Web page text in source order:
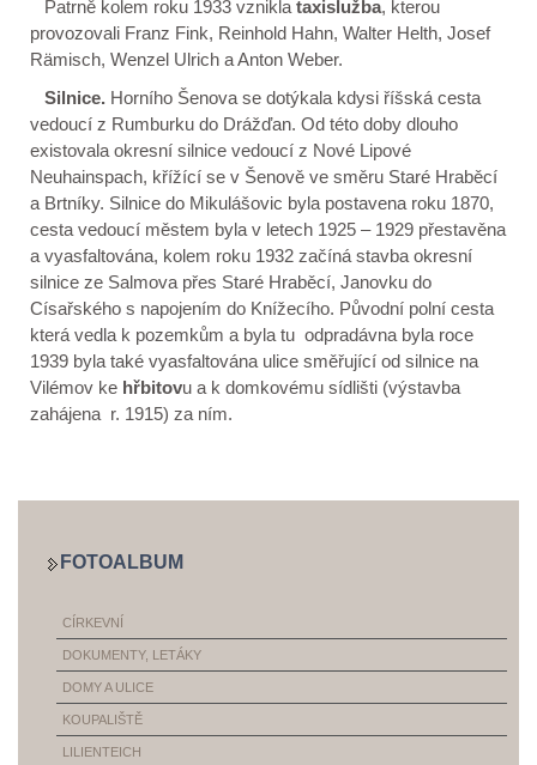
Patrně kolem roku 1933 vznikla taxislužba, kterou
provozovali Franz Fink, Reinhold Hahn, Walter Helth, Josef
Rämisch, Wenzel Ulrich a Anton Weber.
Silnice. Horního Šenova se dotýkala kdysi říšská cesta
vedoucí z Rumburku do Drážďan. Od této doby dlouho
existovala okresní silnice vedoucí z Nové Lipové
Neuhainspach, křížící se v Šenově ve směru Staré Hraběcí
a Brtníky. Silnice do Mikulášovic byla postavena roku 1870,
cesta vedoucí městem byla v letech 1925 – 1929 přestavěna
a vyasfaltována, kolem roku 1932 začíná stavba okresní
silnice ze Salmova přes Staré Hraběcí, Janovku do
Císařského s napojením do Knížecího. Původní polní cesta
která vedla k pozemkům a byla tu odpradávna byla roce
1939 byla také vyasfaltována ulice směřující od silnice na
Vilémov ke hřbitovu a k domkovému sídlišti (výstavba
zahájena r. 1915) za ním.
FOTOALBUM
CÍRKEVNÍ
DOKUMENTY, LETÁKY
DOMY A ULICE
KOUPALIŠTĚ
LILIENTEICH